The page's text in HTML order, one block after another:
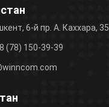
6-й пр. А. Каххара, 35
(78) 150-39-39